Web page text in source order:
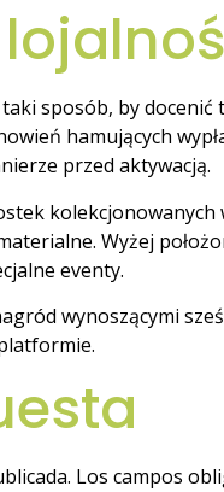
sposób, by
hamujących
przed aktywacją.
Wyżej
eventy.
wynoszącymi
Los campos